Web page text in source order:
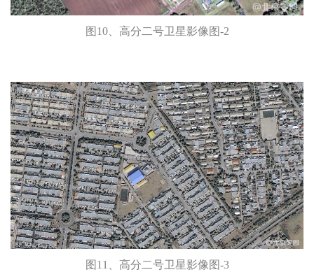
图10、高分二号卫星影像图-2
图11、高分二号卫星影像图-3